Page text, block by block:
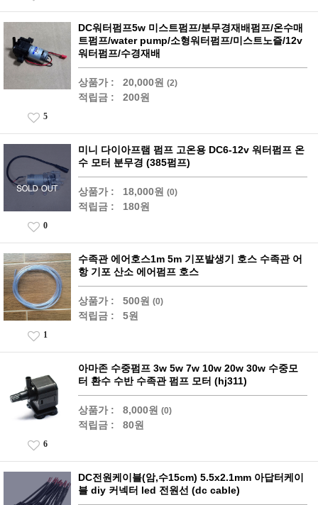
DC워터펌프5w 미스트펌프/분무경재배펌프/온수매
트펌프/water pump/소형워터펌프/미스트노즐/12v
워터펌프/수경재배
상품가 : 20,000원 (2)
적립금 : 200원
5
미니 다이아프램 펌프 고온용 DC6-12v 워터펌프 온
수 모터 분무경 (385펌프)
상품가 : 18,000원 (0)
적립금 : 180원
0
수족관 에어호스1m 5m 기포발생기 호스 수족관 어
항 기포 산소 에어펌프 호스
상품가 : 500원 (0)
적립금 : 5원
1
아마존 수중펌프 3w 5w 7w 10w 20w 30w 수중모
터 환수 수반 수족관 펌프 모터 (hj311)
상품가 : 8,000원 (0)
적립금 : 80원
6
DC전원케이블(암,수15cm) 5.5x2.1mm 아답터케이
블 diy 커넥터 led 전원선 (dc cable)